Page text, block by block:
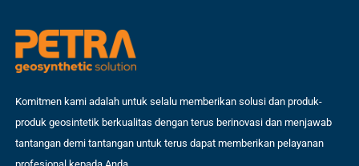
Komitmen kami adalah untuk selalu memberikan solusi dan produk-
produk geosintetik berkualitas dengan terus berinovasi dan menjawab
tantangan demi tantangan untuk terus dapat memberikan pelayanan